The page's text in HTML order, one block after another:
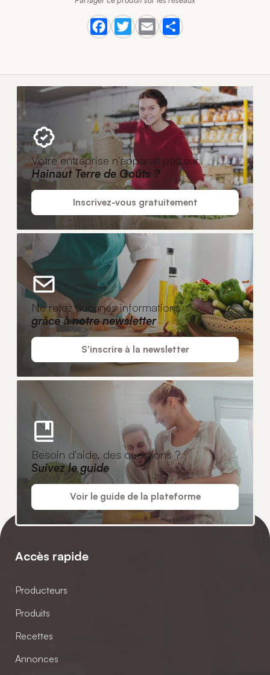
Votre entreprise n'apparaît pas sur
Hainaut Terre de Goûts ?
Inscrivez-vous gratuitement
Ne ratez aucunes informations
grâce à notre newsletter
S'inscrire à la newsletter
Besoin d'aide, des questions ?
Suivez le guide
Voir le guide de la plateforme
Accès rapide
Producteurs
Produits
Recettes
Annonces